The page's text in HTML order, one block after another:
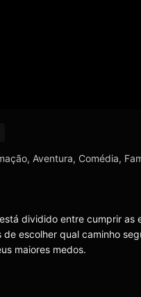
, Aventura, Comédia,
dividido entre cumprir
de escolher qual caminho
maiores medos.